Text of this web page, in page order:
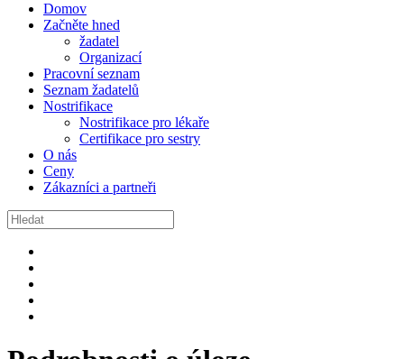
Domov
Začněte hned
žadatel
Organizací
Pracovní seznam
Seznam žadatelů
Nostrifikace
Nostrifikace pro lékaře
Certifikace pro sestry
O nás
Ceny
Zákazníci a partneři